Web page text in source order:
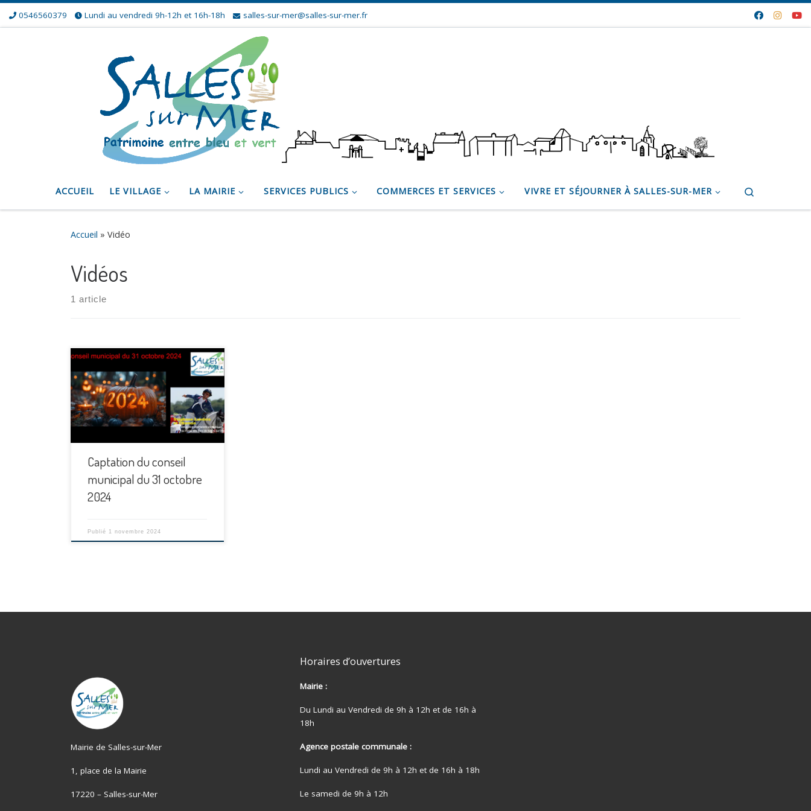
Skip to content
0546560379 Lundi au vendredi 9h-12h et 16h-18h salles-sur-mer@salles-sur-mer.fr
ACCUEIL LE VILLAGE LA MAIRIE SERVICES PUBLICS COMMERCES ET SERVICES VIVRE ET SÉJOURNER À SALLES-SUR-MER
Accueil » Vidéo
Vidéos
1 article
Captation du conseil
municipal du 31 octobre
2024
Publié 1 novembre 2024
Mairie de Salles-sur-Mer
1, place de la Mairie
17220 – Salles-sur-Mer
Horaires d’ouvertures
Mairie :
Du Lundi au Vendredi de 9h à 12h et de 16h à
18h
Agence postale communale :
Lundi au Vendredi de 9h à 12h et de 16h à 18h
Le samedi de 9h à 12h